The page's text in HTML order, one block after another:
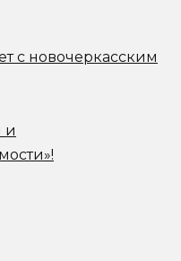
с новочеркасским
и